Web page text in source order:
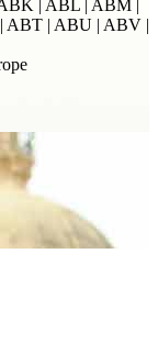
| ABL | ABM |
ABT | ABU | ABV |